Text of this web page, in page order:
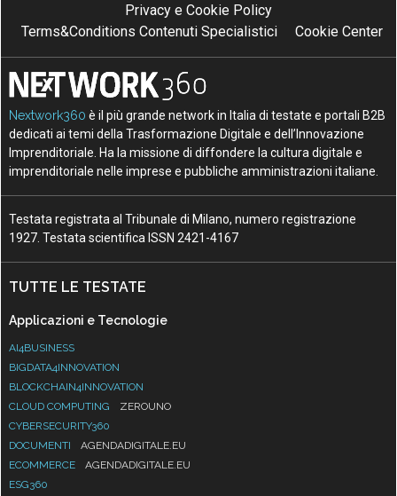
Privacy e Cookie Policy
Terms&Conditions Contenuti Specialistici
Cookie Center
Nextwork360 è il più grande network in Italia di testate e portali B2B
dedicati ai temi della Trasformazione Digitale e dell’Innovazione
Imprenditoriale. Ha la missione di diffondere la cultura digitale e
imprenditoriale nelle imprese e pubbliche amministrazioni italiane.
Testata registrata al Tribunale di Milano, numero registrazione
1927. Testata scientifica ISSN 2421-4167
TUTTE LE TESTATE
Applicazioni e Tecnologie
AI4BUSINESS
BIGDATA4INNOVATION
BLOCKCHAIN4INNOVATION
CLOUD COMPUTING
ZEROUNO
CYBERSECURITY360
DOCUMENTI
AGENDADIGITALE.EU
ECOMMERCE
AGENDADIGITALE.EU
ESG360